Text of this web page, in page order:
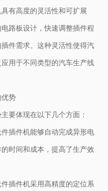
有高度的灵活性和可扩展
路板设计，快速调整插件程
件需求。这种灵活性使得汽
用于不同类型的汽车生产线
势
要体现在以下几个方面：
插件机能够自动完成异形电
时间和成本，提高了生产效
插件机采用高精度的定位系